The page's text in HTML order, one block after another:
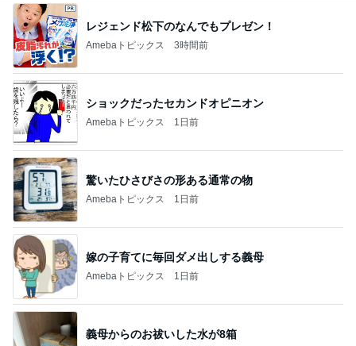
レジェンド松下のなんでもプレゼン！
Amebaトピックス 3時間前
ショックだったセカンドオピニオン
Amebaトピックス 1日前
驚いたひさびさの形ある通常の物
Amebaトピックス 1日前
嫁の子育てに毎回ダメ出しする義母
Amebaトピックス 1日前
義母からのお祓いした水が8箱